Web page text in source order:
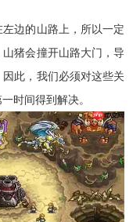
边的山路上，所以一定
猪会撞开山路大门，导
此，我们必须对这些关
时间得到解决。